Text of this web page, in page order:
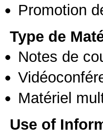
Promotion
Type de
Notes de
Matériel
Use of